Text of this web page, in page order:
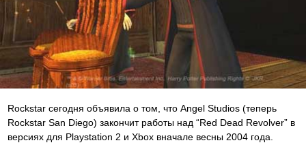
Rockstar сегодня объявила о том, что Angel Studios (теперь
Rockstar San Diego) закончит работы над “Red Dead Revolver” в
версиях для Playstation 2 и Xbox вначале весны 2004 года.